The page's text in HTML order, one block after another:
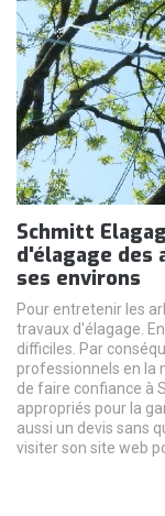
Schmitt
d'élagage des
ses environs
Pour entretenir les
travaux d'élagage.
difficiles. Par
professionnels en la
de faire confiance à
appropriés pour la
aussi un devis sans
visiter son site web